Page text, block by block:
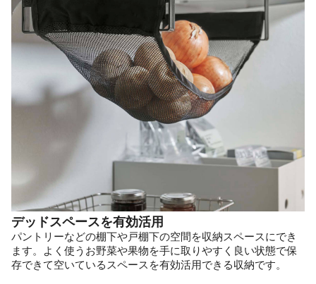
デッドスペースを有効活用
パントリーなどの棚下や戸棚下の空間を収納スペースにでき
ます。よく使うお野菜や果物を手に取りやすく良い状態で保
存できて空いているスペースを有効活用できる収納です。